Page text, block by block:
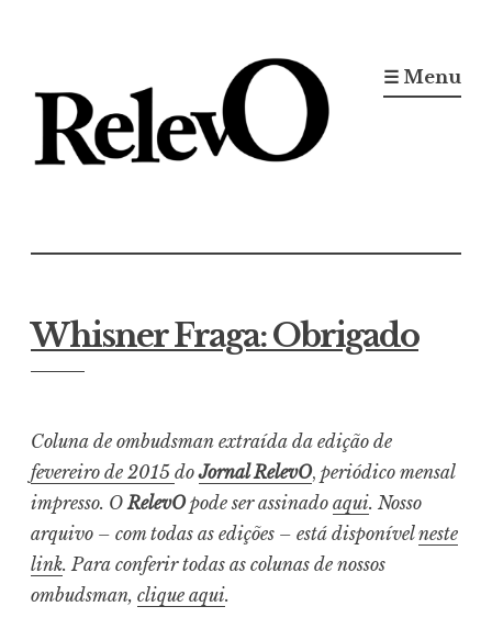
conteúdo
☰ Menu
Whisner Fraga: Obrigado
Coluna de ombudsman extraída da edição de
fevereiro de 2015 do Jornal RelevO, periódico mensal
impresso. ORelevOpode ser assinado aqui. Nosso
arquivo – com todas as edições – está disponívelneste
link. Para conferir todas as colunas de nossos
ombudsman, clique aqui.